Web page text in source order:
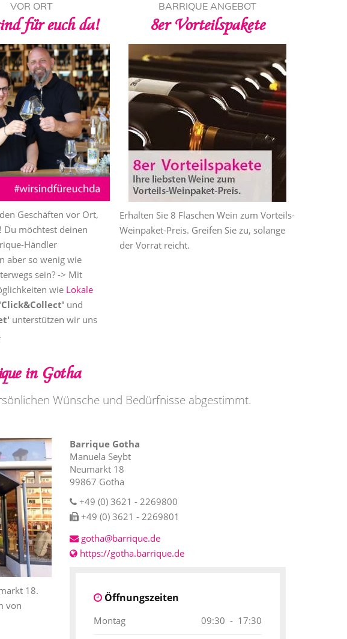
FLYER
Flyer
• Weine zum Grillen •
• Probierpakete •
& Salsa • Dips • Senf •
& Kräuter • Salz &
& Essigbalsame • Speise- &
VOR ORT
für euch da!
Geschäften vor Ort,
Du möchtest deinen
Händler
aber so wenig wie
sein? -> Mit
wie Lokale
'Click&Collect' und
unterstützen wir uns
ANGEBOT
6 + 1
klassischen spanischen
Euro oder ein Barolo für
Flasche: Beim Kauf von 6
erhalten Sie 1 Flasche
BARRIQUE ANGEBOT
8er Vorteilspakete
Erhalten Sie 8 Flaschen Wein zum Vorteils-
Weinpaket-Preis. Greifen Sie zu, solange
der Vorrat reicht.
in Gotha
Wünsche und Bedürfnisse abgestimmt.
18.
von
Barrique Gotha
Manuela Seybt
Neumarkt 18
99867 Gotha
+49 (0) 3621 - 2269800
+49 (0) 3621 - 2269801
gotha@barrique.de
https://gotha.barrique.de
Öffnungszeiten
Montag 09:30 - 17:30